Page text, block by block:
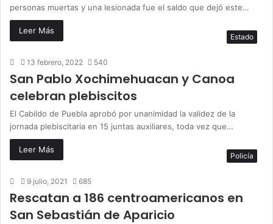
personas muertas y una lesionada fue el saldo que dejó este…
Leer Más
Estado
13 febrero, 2022 540
San Pablo Xochimehuacan y Canoa
celebran plebiscitos
El Cabildo de Puebla aprobó por unanimidad la validez de la
jornada plebiscitaria en 15 juntas auxiliares, toda vez que…
Leer Más
Policía
9 julio, 2021 685
Rescatan a 186 centroamericanos en
San Sebastián de Aparicio